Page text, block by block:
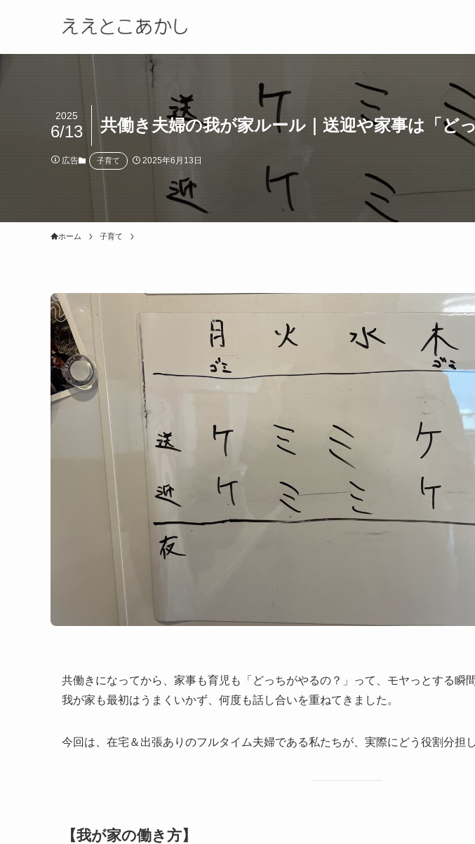
共働き夫婦の我が家ルール｜送迎や家事は「ど
2025
6/13
広告 子育て 2025年6月13日
ホーム 子育て
共働きになってから、家事も育児も「どっちがやるの？」って、モヤっとする瞬
我が家も最初はうまくいかず、何度も話し合いを重ねてきました。
今回は、在宅＆出張ありのフルタイム夫婦である私たちが、実際にどう役割分担
【我が家の働き方】